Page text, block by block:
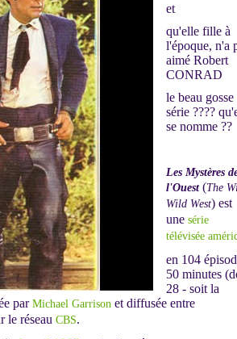
et
qu'elle fille à
l'époque, n'a
aimé Robert
CONRAD
le beau gosse
série ????
se nomme ??
Les Mystères
l'Ouest(The
Wild West) est
une série
télévisée
en 104
50 minutes
28 - soit la
par Michael Garrison et diffusée entre
le réseau CBS.